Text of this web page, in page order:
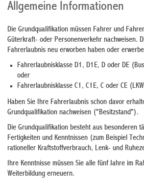
Allgemeine Informationen
Die Grundqualifikation müssen Fahrer und
Güterkraft- oder Personenverkehr nachweisen.
Fahrerlaubnis neu erworben haben oder
Fahrerlaubnisklasse D1, D1E, D oder DE
oder
Fahrerlaubnisklasse C1, C1E, C oder CE
Haben Sie Ihre Fahrerlaubnis schon davor
Grundqualifikation nachweisen ("Besitzstand").
Die Grundqualifikation besteht aus besonderen
Fertigkeiten und Kenntnissen (zum Beispiel
rationeller Kraftstoffverbrauch, Lenk- und
Ihre Kenntnisse müssen Sie alle fünf Jahre im
Weiterbildung erneuern.